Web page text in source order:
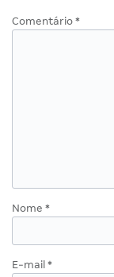
Comentário *
Nome *
E-mail *